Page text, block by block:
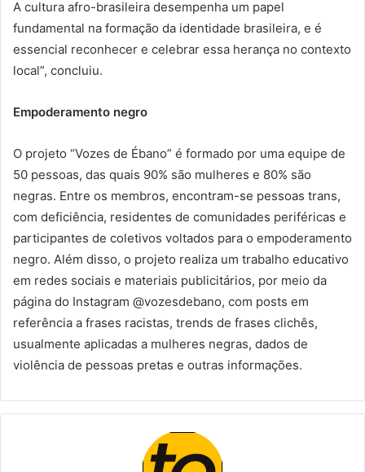
A cultura afro-brasileira desempenha um papel
fundamental na formação da identidade brasileira, e é
essencial reconhecer e celebrar essa herança no contexto
local”, concluiu.
Empoderamento negro
O projeto “Vozes de Ébano” é formado por uma equipe de
50 pessoas, das quais 90% são mulheres e 80% são
negras. Entre os membros, encontram-se pessoas trans,
com deficiência, residentes de comunidades periféricas e
participantes de coletivos voltados para o empoderamento
negro. Além disso, o projeto realiza um trabalho educativo
em redes sociais e materiais publicitários, por meio da
página do Instagram @vozesdebano, com posts em
referência a frases racistas, trends de frases clichês,
usualmente aplicadas a mulheres negras, dados de
violência de pessoas pretas e outras informações.